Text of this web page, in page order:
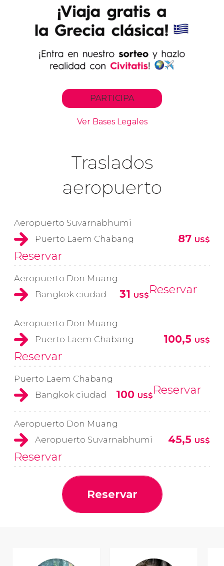
Traslados
aeropuerto
Aeropuerto Suvarnabhumi
Puerto Laem Chabang
87 US$
Reservar
Aeropuerto Don Muang
Bangkok ciudad
31 US$Reservar
Aeropuerto Don Muang
Puerto Laem Chabang
100,5 US$
Reservar
Puerto Laem Chabang
Bangkok ciudad
100 US$Reservar
Aeropuerto Don Muang
Aeropuerto Suvarnabhumi
45,5 US$
Reservar
Reservar